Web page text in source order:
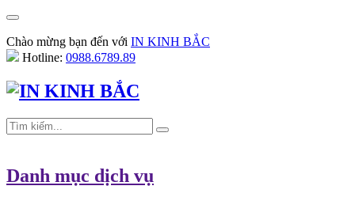
Chào mừng bạn đến với IN KINH BẮC
Hotline: 0988.6789.89
Danh mục dịch vụ